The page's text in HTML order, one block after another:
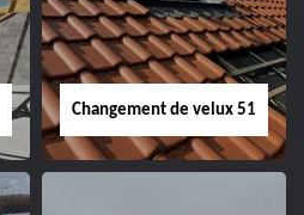
Changement de velux 51